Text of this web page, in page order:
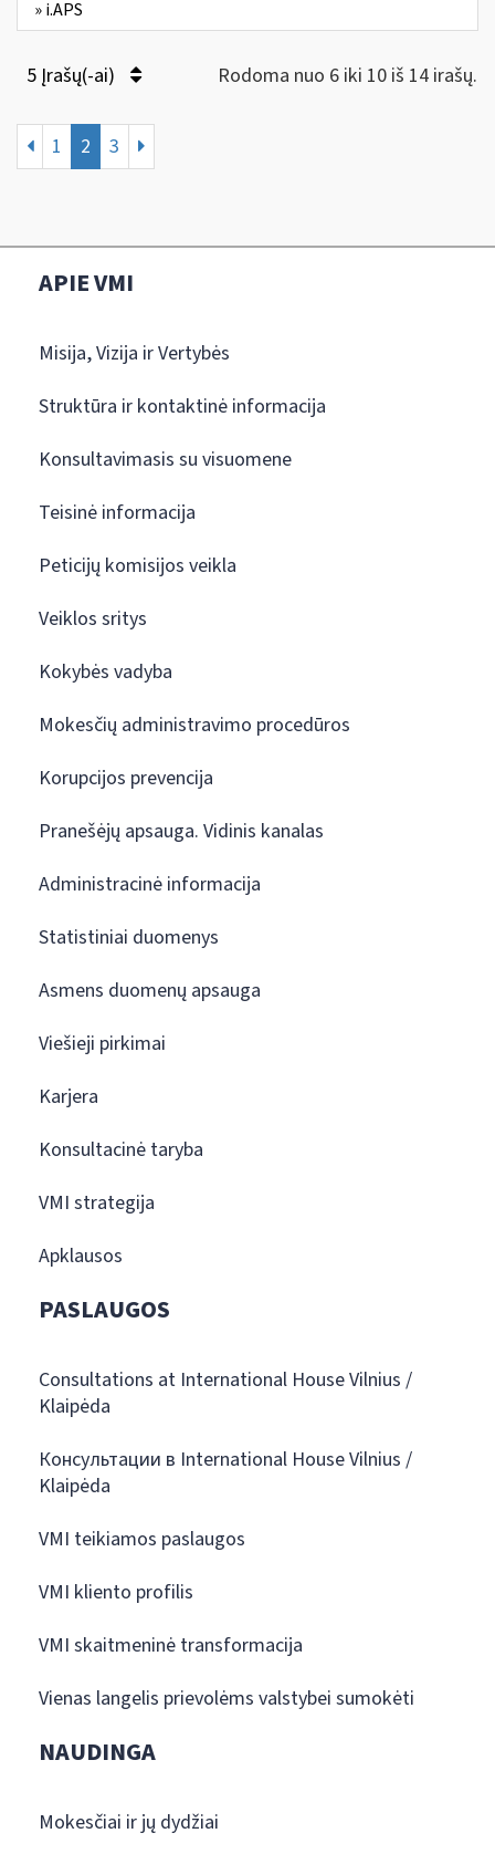
» i.APS
5 Įrašų(-ai) Rodoma nuo 6 iki 10 iš 14 irašų.
1 2 3
APIE VMI
Misija, Vizija ir Vertybės
Struktūra ir kontaktinė informacija
Konsultavimasis su visuomene
Teisinė informacija
Peticijų komisijos veikla
Veiklos sritys
Kokybės vadyba
Mokesčių administravimo procedūros
Korupcijos prevencija
Pranešėjų apsauga. Vidinis kanalas
Administracinė informacija
Statistiniai duomenys
Asmens duomenų apsauga
Viešieji pirkimai
Karjera
Konsultacinė taryba
VMI strategija
Apklausos
PASLAUGOS
Consultations at International House Vilnius /
Klaipėda
Консультации в International House Vilnius /
Klaipėda
VMI teikiamos paslaugos
VMI kliento profilis
VMI skaitmeninė transformacija
Vienas langelis prievolėms valstybei sumokėti
NAUDINGA
Mokesčiai ir jų dydžiai